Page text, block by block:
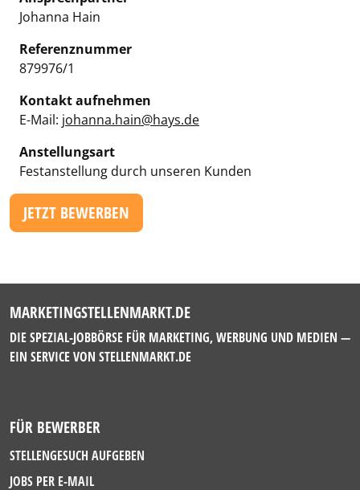
Johanna Hain
Referenznummer
879976/1
Kontakt aufnehmen
E-Mail: johanna.hain@hays.de
Anstellungsart
Festanstellung durch unseren Kunden
JETZT BEWERBEN
MARKETINGSTELLENMARKT.DE
DIE SPEZIAL-JOBBÖRSE FÜR MARKETING, WERBUNG UND MEDIEN —
EIN SERVICE VON STELLENMARKT.DE
FÜR BEWERBER
STELLENGESUCH AUFGEBEN
JOBS PER E-MAIL